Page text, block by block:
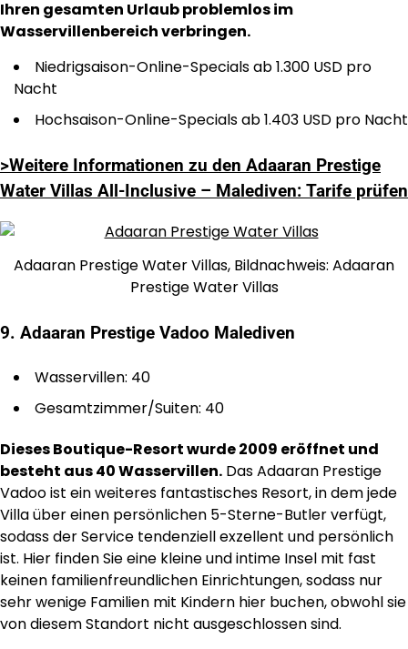
Ihren gesamten Urlaub problemlos im
Wasservillenbereich verbringen.
Niedrigsaison-Online-Specials ab 1.300 USD pro
Nacht
Hochsaison-Online-Specials ab 1.403 USD pro Nacht
>Weitere Informationen zu den Adaaran Prestige
Water Villas All-Inclusive – Malediven: Tarife prüfen
Adaaran Prestige Water Villas, Bildnachweis: Adaaran
Prestige Water Villas
9. Adaaran Prestige Vadoo Malediven
Wasservillen: 40
Gesamtzimmer/Suiten: 40
Dieses Boutique-Resort wurde 2009 eröffnet und
besteht aus 40 Wasservillen. Das Adaaran Prestige
Vadoo ist ein weiteres fantastisches Resort, in dem jede
Villa über einen persönlichen 5-Sterne-Butler verfügt,
sodass der Service tendenziell exzellent und persönlich
ist. Hier finden Sie eine kleine und intime Insel mit fast
keinen familienfreundlichen Einrichtungen, sodass nur
sehr wenige Familien mit Kindern hier buchen, obwohl sie
von diesem Standort nicht ausgeschlossen sind.